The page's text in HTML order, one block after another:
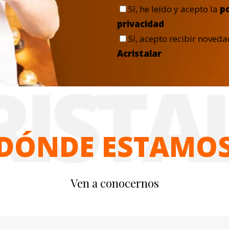
Sí, he leído y acepto la
privacidad
Sí, acepto recibir
Acristalar
Ven a conocernos